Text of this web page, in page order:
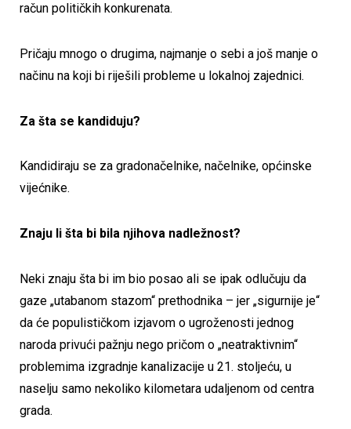
račun političkih konkurenata.
Pričaju mnogo o drugima, najmanje o sebi a još manje o
načinu na koji bi riješili probleme u lokalnoj zajednici.
Za šta se kandiduju?
Kandidiraju se za gradonačelnike, načelnike, općinske
vijećnike.
Znaju li šta bi bila njihova nadležnost?
Neki znaju šta bi im bio posao ali se ipak odlučuju da
gaze „utabanom stazom“ prethodnika – jer „sigurnije je“
da će populističkom izjavom o ugroženosti jednog
naroda privući pažnju nego pričom o „neatraktivnim“
problemima izgradnje kanalizacije u 21. stoljeću, u
naselju samo nekoliko kilometara udaljenom od centra
grada.